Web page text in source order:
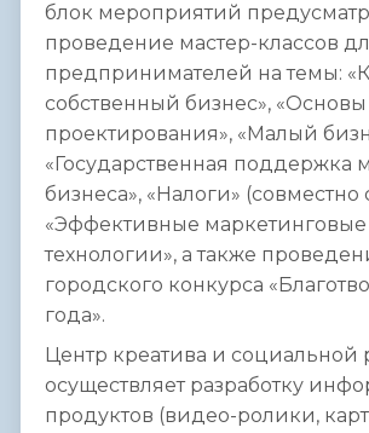
блок мероприятий
проведение мастер-классов
предпринимателей на темы:
собственный бизнес»,
проектирования», «Малый
«Государственная поддержка
бизнеса», «Налоги»
«Эффективные маркетинговые
технологии», а также
городского конкурса
года».
Центр креатива и социальной
осуществляет разработку
продуктов (видео-ролики,